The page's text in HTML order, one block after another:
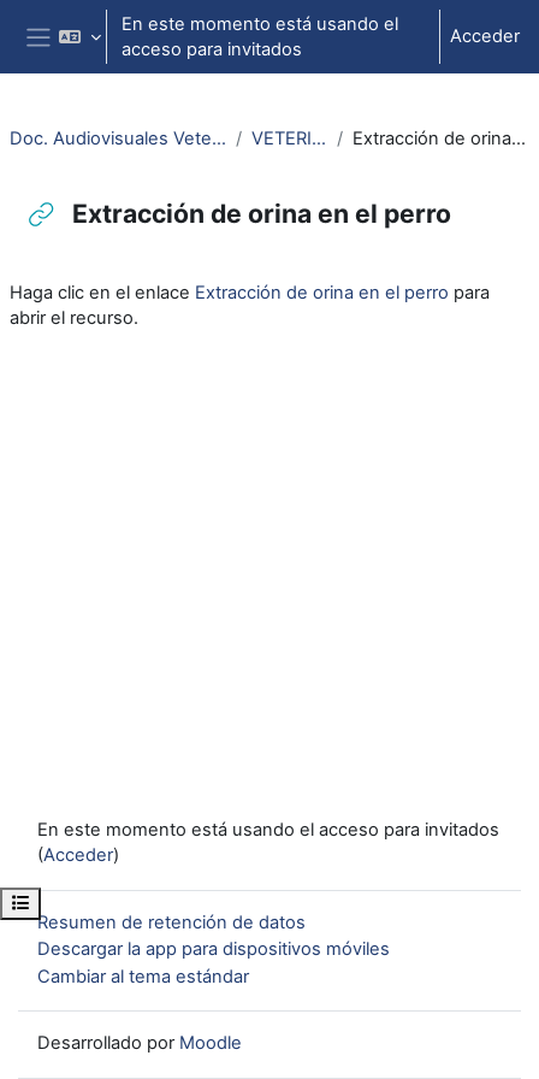
Salta al contenido principal
Panel lateral
En este momento está usando el
acceso para invitados
Acceder
Abrir índice del curso
Doc. Audiovisuales Veterinaria CCSS VETERINARIA Extracción de orina en el perro
Extracción de orina en el perro
Haga clic en el enlace Extracción de orina en el perro para
abrir el recurso.
En este momento está usando el acceso para invitados
(Acceder)
Resumen de retención de datos
Descargar la app para dispositivos móviles
Cambiar al tema estándar
Desarrollado por Moodle